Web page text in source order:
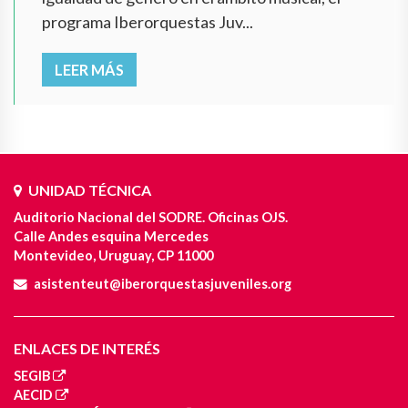
programa Iberorquestas Juv...
LEER MÁS
UNIDAD TÉCNICA
Auditorio Nacional del SODRE. Oficinas OJS.
Calle Andes esquina Mercedes
Montevideo, Uruguay, CP 11000
asistenteut@iberorquestasjuveniles.org
ENLACES DE INTERÉS
SEGIB
AECID